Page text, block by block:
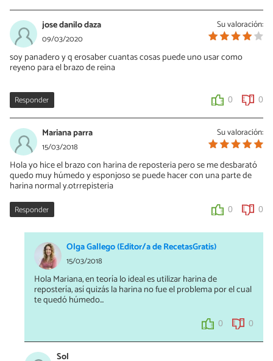
Su valoración:
jose danilo daza
09/03/2020
soy panadero y q erosaber cuantas cosas puede uno usar como
reyeno para el brazo de reina
Responder 0 0
Su valoración:
Mariana parra
15/03/2018
Hola yo hice el brazo con harina de reposteria pero se me desbarató
quedo muy húmedo y esponjoso se puede hacer con una parte de
harina normal y.otrrepisteria
Responder 0 0
Olga Gallego (Editor/a de RecetasGratis)
15/03/2018
Hola Mariana, en teoría lo ideal es utilizar harina de
repostería, así quizás la harina no fue el problema por el cual
te quedó húmedo...
0 0
Sol